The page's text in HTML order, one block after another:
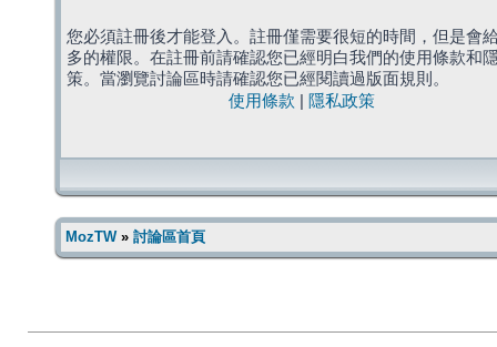
您必須註冊後才能登入。註冊僅需要很短的時間，但是會
多的權限。在註冊前請確認您已經明白我們的使用條款和
策。當瀏覽討論區時請確認您已經閱讀過版面規則。
使用條款
隱私政策
MozTW» 討論區首頁